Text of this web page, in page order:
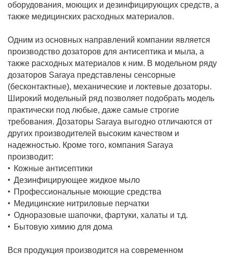
оборудования, моющих и дезинфицирующих средств, а
также медицинских расходных материалов.
Одним из основных направлений компании является
производство дозаторов для антисептика и мыла, а
также расходных материалов к ним. В модельном ряду
дозаторов Saraya представлены сенсорные
(бесконтактные), механические и локтевые дозаторы.
Широкий модельный ряд позволяет подобрать модель
практически под любые, даже самые строгие
требования. Дозаторы Saraya выгодно отличаются от
других производителей высоким качеством и
надежностью. Кроме того, компания Saraya
производит:
Кожные антисептики
Дезинфицирующее жидкое мыло
Профессиональные моющие средства
Медицинские нитриловые перчатки
Одноразовые шапочки, фартуки, халаты и т.д.
Бытовую химию для дома
Вся продукция производится на современном